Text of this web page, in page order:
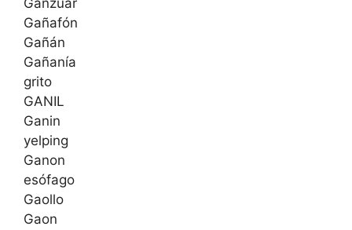
Ganzuar
Gañafón
Gañán
Gañanía
grito
GANIL
Ganin
yelping
Ganon
esófago
Gaollo
Gaon